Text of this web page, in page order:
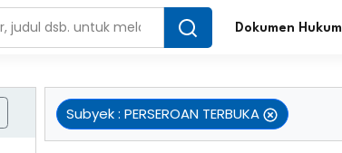
Dokumen Hukum
Subyek:PERSEROAN TERBUKA